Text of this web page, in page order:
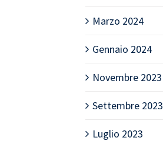
Marzo 2024
Gennaio 2024
Novembre 2023
Settembre 2023
Luglio 2023